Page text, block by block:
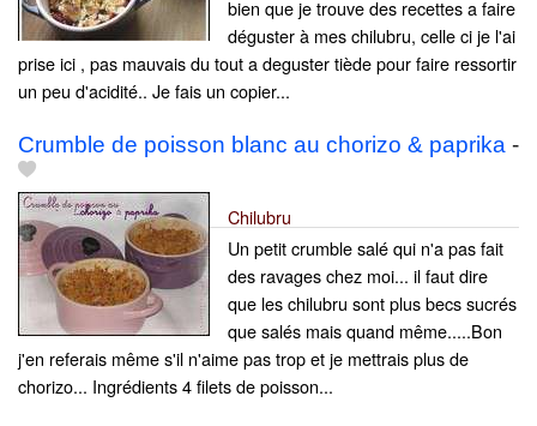
bien que je trouve des recettes a faire
déguster à mes chilubru, celle ci je l'ai
prise ici , pas mauvais du tout a deguster tiède pour faire ressortir
un peu d'acidité.. Je fais un copier...
Crumble de poisson blanc au chorizo & paprika -
Chilubru
Un petit crumble salé qui n'a pas fait
des ravages chez moi... il faut dire
que les chilubru sont plus becs sucrés
que salés mais quand même.....Bon
j'en referais même s'il n'aime pas trop et je mettrais plus de
chorizo... Ingrédients 4 filets de poisson...